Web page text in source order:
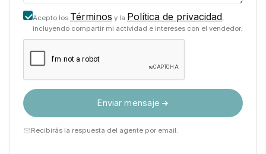
Acepto los Términos y la Política de privacidad,
incluyendo compartir mi actividad e intereses con el vendedor.
Enviar mensaje
Recibirás la respuesta del agente por email.